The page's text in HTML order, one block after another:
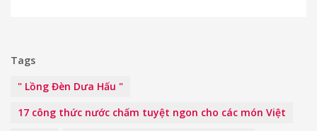
Tags
" Lồng Đèn Dưa Hấu "
17 công thức nước chấm tuyệt ngon cho các món Việt